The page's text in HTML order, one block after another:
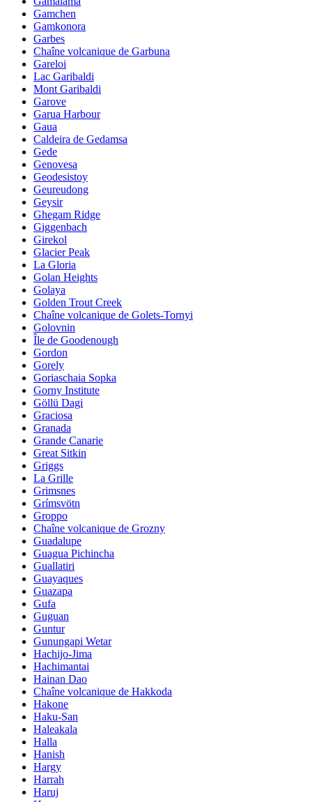
Gamchen
Gamkonora
Garbes
Chaîne volcanique de Garbuna
Gareloi
Lac Garibaldi
Mont Garibaldi
Garove
Garua Harbour
Gaua
Caldeira de Gedamsa
Gede
Genovesa
Geodesistoy
Geureudong
Geysir
Ghegam Ridge
Giggenbach
Girekol
Glacier Peak
La Gloria
Golan Heights
Golaya
Golden Trout Creek
Chaîne volcanique de Golets-Tornyi
Golovnin
Île de Goodenough
Gordon
Gorely
Goriaschaia Sopka
Gorny Institute
Göllü Dagi
Graciosa
Granada
Grande Canarie
Great Sitkin
Griggs
La Grille
Grimsnes
Grímsvötn
Groppo
Chaîne volcanique de Grozny
Guadalupe
Guagua Pichincha
Guallatiri
Guayaques
Guazapa
Gufa
Guguan
Guntur
Gunungapi Wetar
Hachijo-Jima
Hachimantai
Hainan Dao
Chaîne volcanique de Hakkoda
Hakone
Haku-San
Haleakala
Halla
Hanish
Hargy
Harrah
Haruj